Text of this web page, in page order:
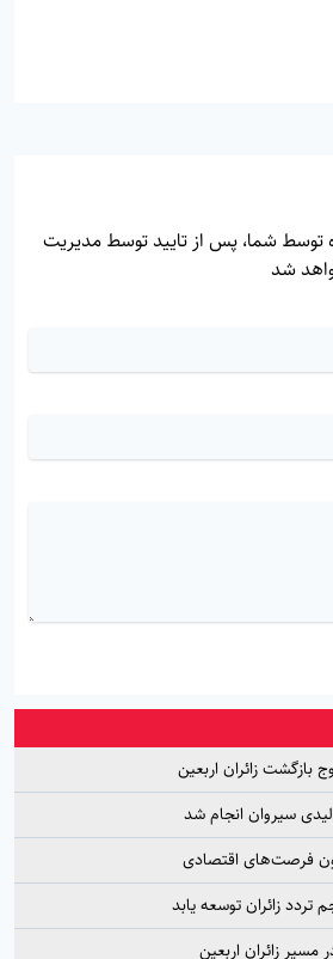
توسط شما، پس از تایید توسط مدیریت
شد
بازگشت زائران اربعین
فرصت‌های اقتصادی
تردد زائران توسعه یابد